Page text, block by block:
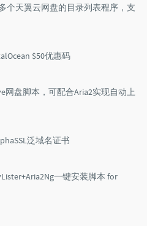
个天翼云网盘的目录列表程序，支
$50优惠码
网盘脚本，可配合Aria2实现自动上
泛域名证书
一键安装脚本 for